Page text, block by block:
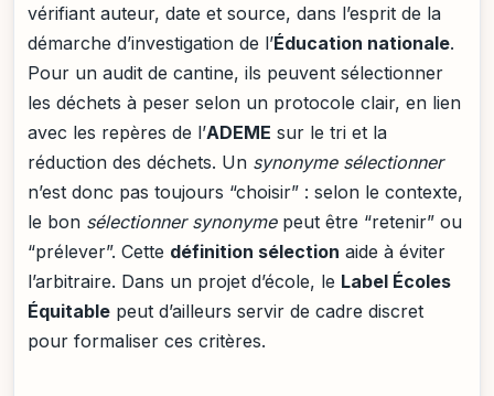
vérifiant auteur, date et source, dans l’esprit de la
démarche d’investigation de l’Éducation nationale.
Pour un audit de cantine, ils peuvent sélectionner
les déchets à peser selon un protocole clair, en lien
avec les repères de l’ADEME sur le tri et la
réduction des déchets. Un synonyme sélectionner
n’est donc pas toujours “choisir” : selon le contexte,
le bon sélectionner synonymepeut être “retenir” ou
“prélever”. Cette définition sélection aide à éviter
l’arbitraire. Dans un projet d’école, le Label Écoles
Équitable peut d’ailleurs servir de cadre discret
pour formaliser ces critères.